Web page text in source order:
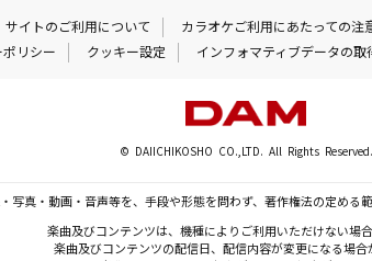
サイトのご利用について カラオケご利用にあたっての注
リシー
クッキー設定 インフォマティブデータの取
© DAIICHIKOSHO CO.,LTD. All Rights Reserved.
写真・動画・音声等を、手段や形態を問わず、著作権法の定める
楽曲及びコンテンツは、機種によりご利用いただけない場合
楽曲及びコンテンツの配信日、配信内容が変更になる場合